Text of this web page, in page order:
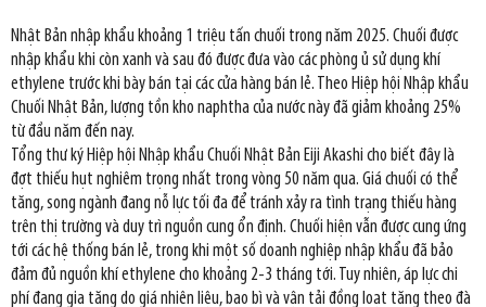
Nhật Bản nhập khẩu khoảng 1 triệu tấn chuối trong năm 2025. Chuối được
nhập khẩu khi còn xanh và sau đó được đưa vào các phòng ủ sử dụng khí
ethylene trước khi bày bán tại các cửa hàng bán lẻ. Theo Hiệp hội Nhập khẩu
Chuối Nhật Bản, lượng tồn kho naphtha của nước này đã giảm khoảng 25%
từ đầu năm đến nay.
Tổng thư ký Hiệp hội Nhập khẩu Chuối Nhật Bản Eiji Akashi cho biết đây là
đợt thiếu hụt nghiêm trọng nhất trong vòng 50 năm qua. Giá chuối có thể
tăng, song ngành đang nỗ lực tối đa để tránh xảy ra tình trạng thiếu hàng
trên thị trường và duy trì nguồn cung ổn định. Chuối hiện vẫn được cung ứng
tới các hệ thống bán lẻ, trong khi một số doanh nghiệp nhập khẩu đã bảo
đảm đủ nguồn khí ethylene cho khoảng 2-3 tháng tới. Tuy nhiên, áp lực chi
phí đang gia tăng do giá nhiên liệu, bao bì và vận tải đồng loạt tăng theo đà